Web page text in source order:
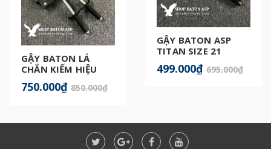
GẬY BATON LÁ
CHẮN KIẾM HIỆU
750.000₫ 850.000₫
GẬY BATON ASP
TITAN SIZE 21
CHÍNH HÃNG
499.000₫ 695.000₫